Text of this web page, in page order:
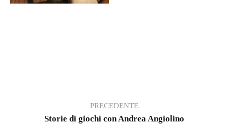
PRECEDENTE
Storie di giochi con Andrea Angiolino